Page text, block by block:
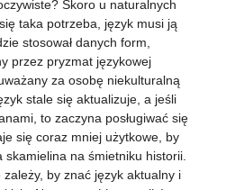
Skoro u naturalnych
taka potrzeba, język musi ją
stosował danych form,
przez pryzmat językowej
za osobę niekulturalną
stale się aktualizuje, a jeśli
to zaczyna posługiwać się
się coraz mniej użytkowe, by
skamielina na śmietniku historii.
by znać język aktualny i